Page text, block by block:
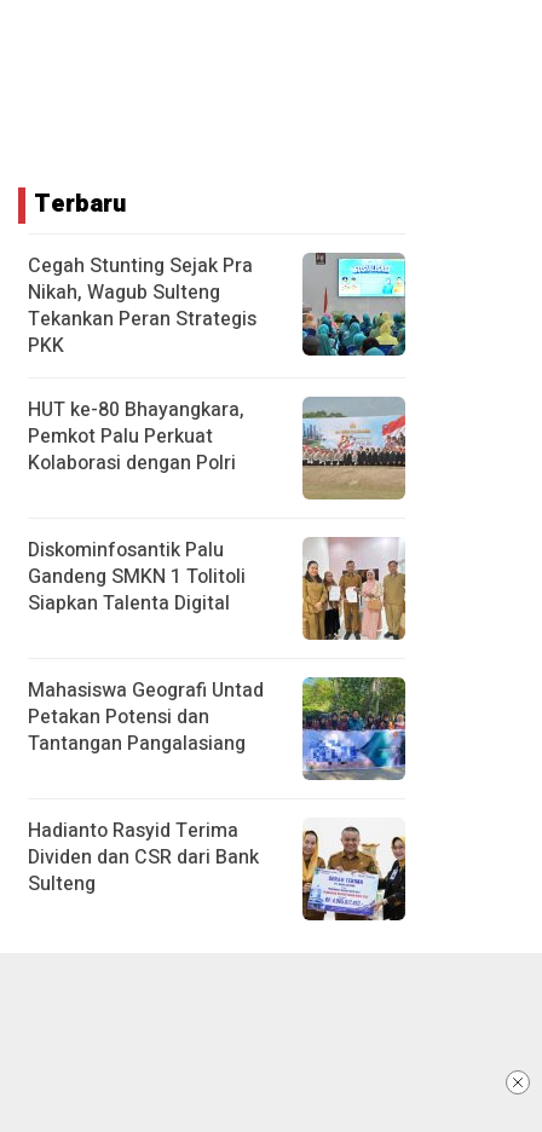
Terbaru
Cegah Stunting Sejak Pra
Nikah, Wagub Sulteng
Tekankan Peran Strategis
PKK
HUT ke-80 Bhayangkara,
Pemkot Palu Perkuat
Kolaborasi dengan Polri
Diskominfosantik Palu
Gandeng SMKN 1 Tolitoli
Siapkan Talenta Digital
Mahasiswa Geografi Untad
Petakan Potensi dan
Tantangan Pangalasiang
Hadianto Rasyid Terima
Dividen dan CSR dari Bank
Sulteng